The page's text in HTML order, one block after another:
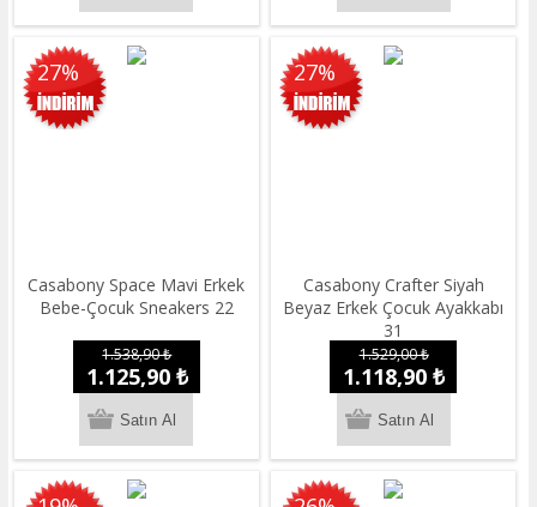
27%
Casabony Space Mavi Erkek
Bebe-Çocuk Sneakers 22
1.538,90 ₺
1.125,90 ₺
27%
Casabony Crafter Siyah
Beyaz Erkek Çocuk Ayakkabı
31
1.529,00 ₺
1.118,90 ₺